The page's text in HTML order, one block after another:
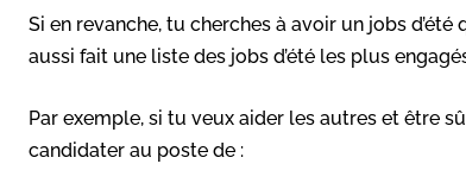
Si en revanche, tu cherches à avoir un jobs
aussi fait une liste des jobs d’été les plus
Par exemple, si tu veux aider les autres et être
candidater au poste de :